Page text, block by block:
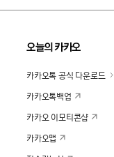
오늘의 카카오
카카오톡 공식 다운로드
카카오톡백업
카카오 이모티콘샵
카카오맵